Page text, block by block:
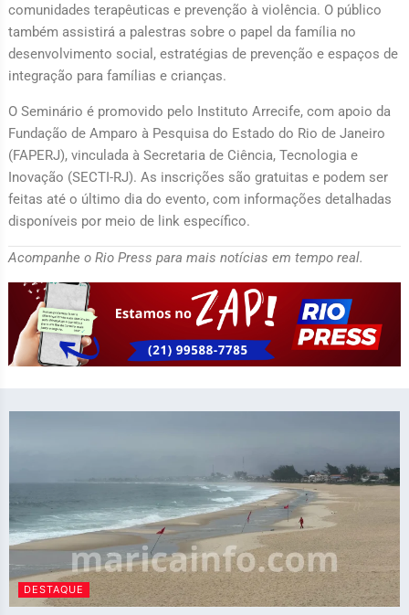
comunidades terapêuticas e prevenção à violência. O público
também assistirá a palestras sobre o papel da família no
desenvolvimento social, estratégias de prevenção e espaços de
integração para famílias e crianças.
O Seminário é promovido pelo Instituto Arrecife, com apoio da
Fundação de Amparo à Pesquisa do Estado do Rio de Janeiro
(FAPERJ), vinculada à Secretaria de Ciência, Tecnologia e
Inovação (SECTI-RJ). As inscrições são gratuitas e podem ser
feitas até o último dia do evento, com informações detalhadas
disponíveis por meio de link específico.
Acompanhe o Rio Press para mais notícias em tempo real.
DESTAQUE